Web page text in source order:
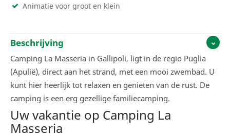
Animatie voor groot en klein
Beschrijving
Camping La Masseria in Gallipoli, ligt in de regio Puglia
(Apulië), direct aan het strand, met een mooi zwembad. U
kunt hier heerlijk tot relaxen en genieten van de rust. De
camping is een erg gezellige familiecamping.
Uw vakantie op Camping La
Masseria